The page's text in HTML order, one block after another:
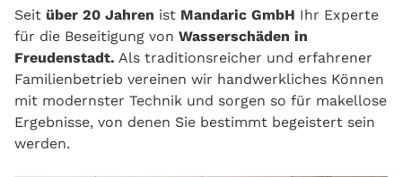
Seit über 20 Jahren ist Mandaric GmbH Ihr Experte
für die Beseitigung von Wasserschäden in
Freudenstadt. Als traditionsreicher und erfahrener
Familienbetrieb vereinen wir handwerkliches Können
mit modernster Technik und sorgen so für makellose
Ergebnisse, von denen Sie bestimmt begeistert sein
werden.